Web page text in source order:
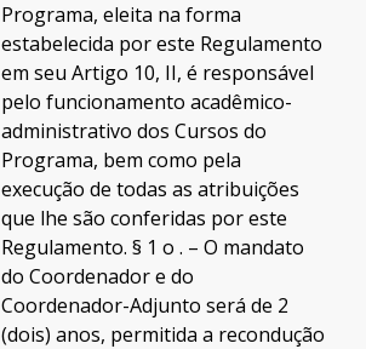
Programa, eleita na forma
estabelecida por este Regulamento
em seu Artigo 10, II, é responsável
pelo funcionamento acadêmico-
administrativo dos Cursos do
Programa, bem como pela
execução de todas as atribuições
que lhe são conferidas por este
Regulamento. § 1 o . – O mandato
do Coordenador e do
Coordenador-Adjunto será de 2
(dois) anos, permitida a recondução